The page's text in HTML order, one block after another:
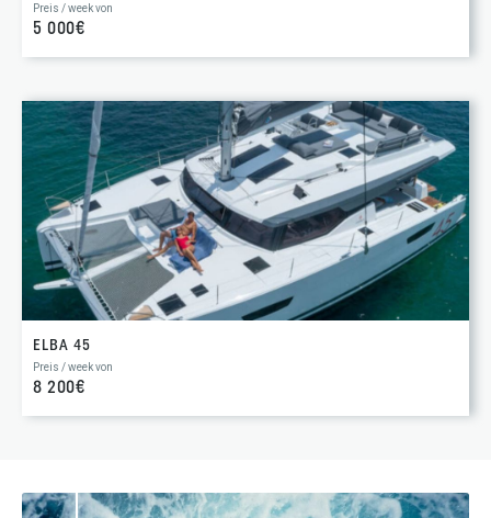
Preis / week von
5 000€
ELBA 45
Preis / week von
8 200€